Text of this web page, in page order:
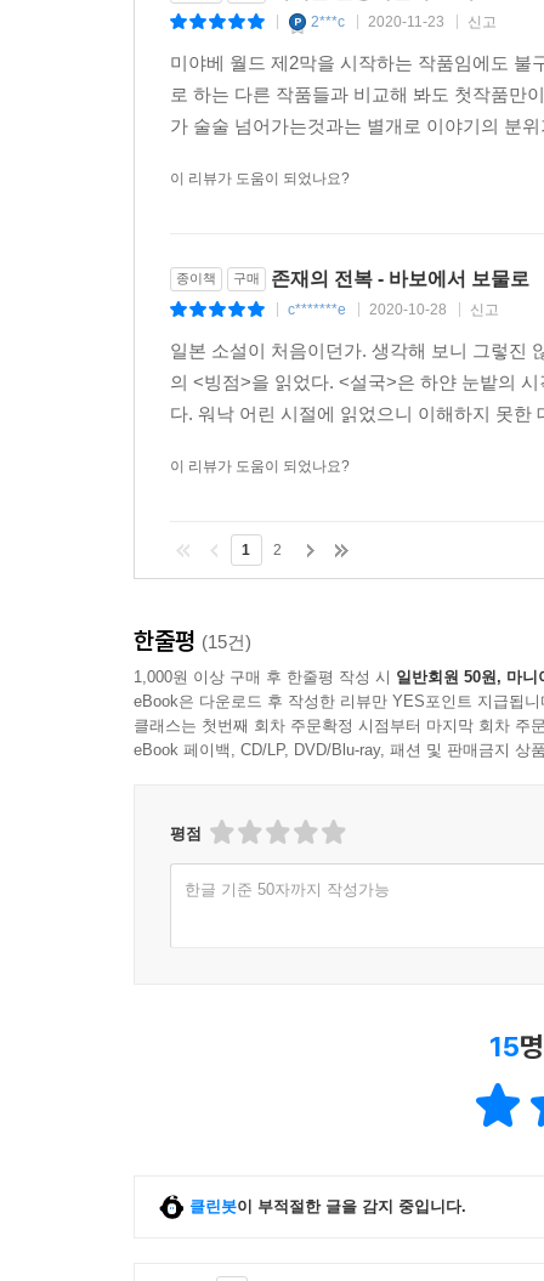
2***c 2020-11-23 신고
미야베 월드 제2막을 시작하는 작품임에도
로 하는 다른 작품들과 비교해 봐도 첫작품만
가 술술 넘어가는것과는 별개로 이야기의 분
이 리뷰가 도움이 되었나요?
종이책 구매 존재의 전복 - 바보에서 보물로
c*******e 2020-10-28 신고
일본 소설이 처음이던가. 생각해 보니 그렇진
의 <빙점>을 읽었다. <설국>은 하얀 눈밭의
다. 워낙 어린 시절에 읽었으니 이해하지 못한
이 리뷰가 도움이 되었나요?
1 2
한줄평 (15건)
1,000원 이상 구매 후 한줄평 작성 시 일반회원 50원, 마니
eBook은 다운로드 후 작성한 리뷰만 YES포인트 지급됩니
클래스는 첫번째 회차 주문확정 시점부터 마지막 회차 주
eBook 페이백, CD/LP, DVD/Blu-ray, 패션 및 판매금지 상
평점
한글 기준 50자까지 작성가능
15
클린봇이 부적절한 글을 감지 중입니다.